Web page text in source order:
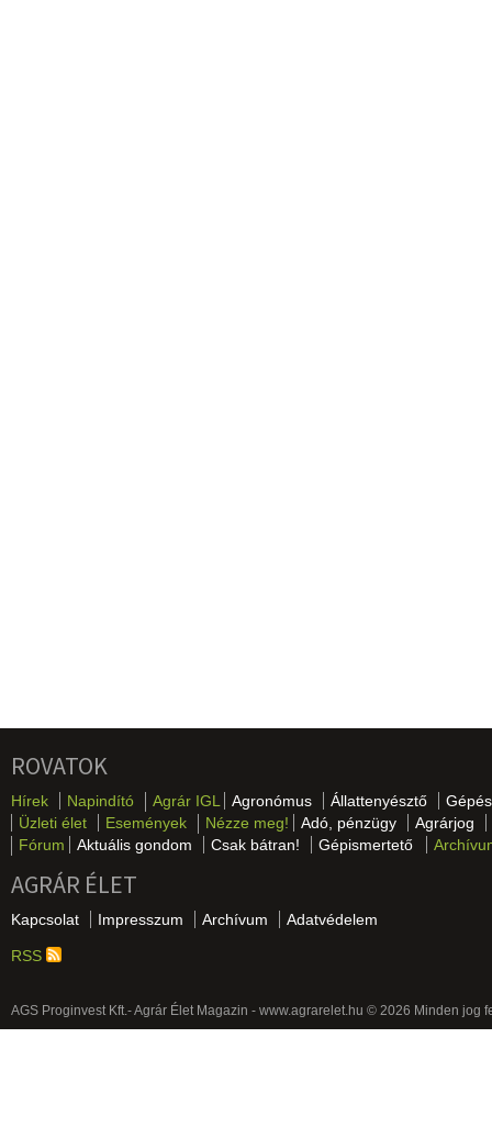
ROVATOK
Hírek Napindító Agrár IGL Agronómus Állattenyésztő
Üzleti élet
Események Nézze meg! Adó, pénzügy
Agrárjog
Fórum
Aktuális gondom Csak bátran! Gépismertető
AGRÁR ÉLET
Kapcsolat Impresszum Archívum Adatvédelem
RSS
AGS Proginvest Kft.- Agrár Élet Magazin - www.agrarelet.hu © 2026 Minden jog